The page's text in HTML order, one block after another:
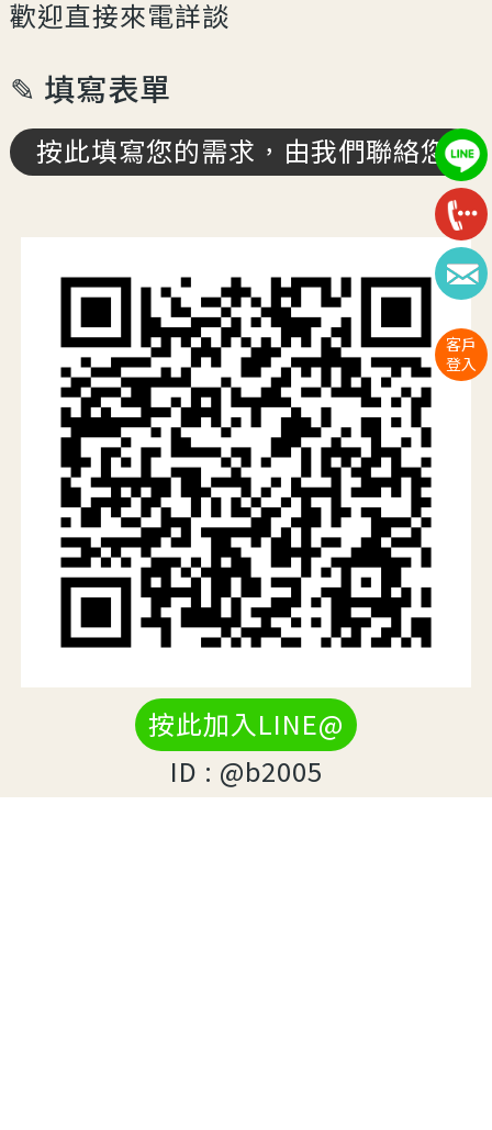
客戶
登入
歡迎直接來電詳談
✎ 填寫表單
按此填寫您的需求，由我們聯絡您
按此加入LINE@
ID : @b2005